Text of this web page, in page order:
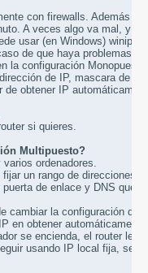
con firewalls. Además
A veces algo va mal, y
usar (en Windows)
de que haya problemas.
la configuración
de IP, mascara de
de obtener IP
si quieres.
Multipuesto?
ordenadores.
un rango de direcciones
de enlace y DNS que
cambiar la configuración de
en obtener automáticamente
se encienda, el router le
usando IP local fija, se